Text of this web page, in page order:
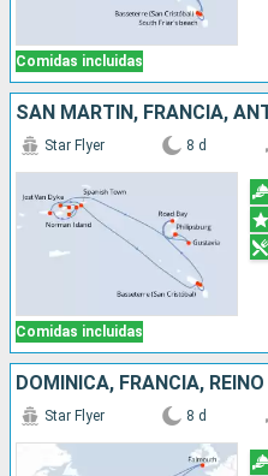
Comidas incluidas
Comidas incluidas
Star Flyer 8 d
Star Flyer 8 d